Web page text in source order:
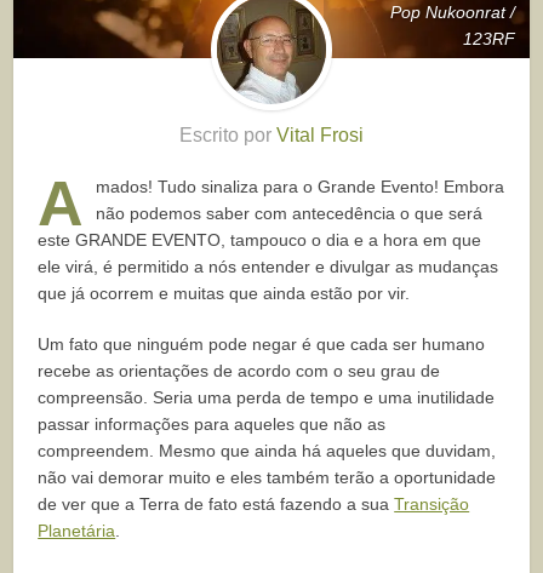
Pop Nukoonrat /
123RF
Escrito por Vital Frosi
A
mados! Tudo sinaliza para o Grande Evento! Embora
não podemos saber com antecedência o que será
este GRANDE EVENTO, tampouco o dia e a hora em que
ele virá, é permitido a nós entender e divulgar as mudanças
que já ocorrem e muitas que ainda estão por vir.
Um fato que ninguém pode negar é que cada ser humano
recebe as orientações de acordo com o seu grau de
compreensão. Seria uma perda de tempo e uma inutilidade
passar informações para aqueles que não as
compreendem. Mesmo que ainda há aqueles que duvidam,
não vai demorar muito e eles também terão a oportunidade
de ver que a Terra de fato está fazendo a suaTransição
Planetária